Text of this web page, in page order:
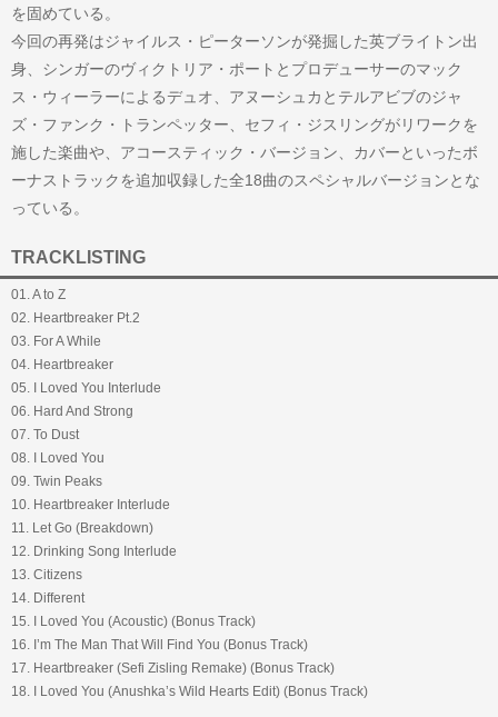
を固めている。
今回の再発はジャイルス・ピーターソンが発掘した英ブライトン出
身、シンガーのヴィクトリア・ポートとプロデューサーのマック
ス・ウィーラーによるデュオ、アヌーシュカとテルアビブのジャ
ズ・ファンク・トランペッター、セフィ・ジスリングがリワークを
施した楽曲や、アコースティック・バージョン、カバーといったボ
ーナストラックを追加収録した全18曲のスペシャルバージョンとな
っている。
TRACKLISTING
01. A to Z
02. Heartbreaker Pt.2
03. For A While
04. Heartbreaker
05. I Loved You Interlude
06. Hard And Strong
07. To Dust
08. I Loved You
09. Twin Peaks
10. Heartbreaker Interlude
11. Let Go (Breakdown)
12. Drinking Song Interlude
13. Citizens
14. Different
15. I Loved You (Acoustic) (Bonus Track)
16. I’m The Man That Will Find You (Bonus Track)
17. Heartbreaker (Sefi Zisling Remake) (Bonus Track)
18. I Loved You (Anushka’s Wild Hearts Edit) (Bonus Track)